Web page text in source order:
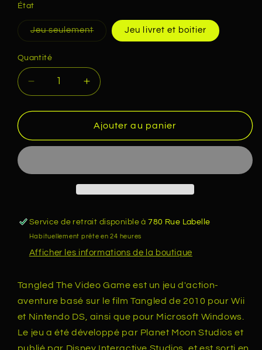
État
Jeu seulementVariante
épuisée
Jeu livret et boitier
Quantité
Quantité
Réduire
la
quantité
TANGLED
Augmenter
la
quantité
de
TANGLED
Ajouter au panier
Service de retrait disponible à780 Rue Labelle
Habituellement prête en 24 heures
Afficher les informations de la boutique
Tangled The Video Game est un jeu d'action-
aventure basé sur le film Tangled de 2010 pour Wii
et Nintendo DS, ainsi que pour Microsoft Windows.
Le jeu a été développé par Planet Moon Studios et